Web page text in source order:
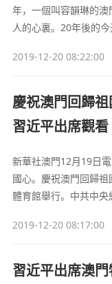
年，一個叫容韻琳的
人的心裏。20年後的
璀璨綻放。12月16日
2019-12-20 08:22:00
慶祝澳門回歸
習近平出席觀看
新華社澳門12月19日
國心。慶祝澳門回歸
體育館舉行。中共中央
亞運動會體育館舉行。
《歌唱祖國》。
2019-12-20 08:17:00
習近平出席澳